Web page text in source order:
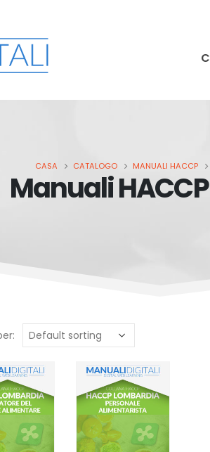
CASA CATALOGO MANUALI HACCP
Manuali